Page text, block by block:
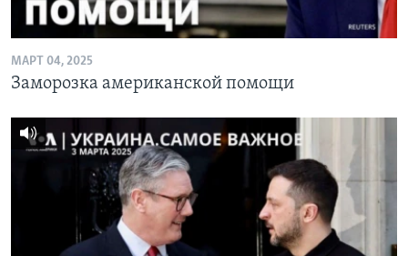
МАРТ 04, 2025
Заморозка американской помощи